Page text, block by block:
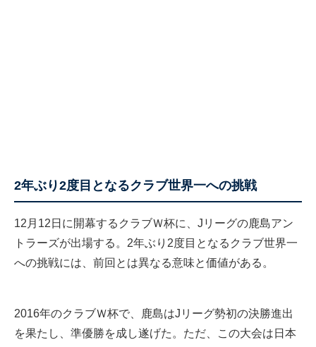
2年ぶり2度目となるクラブ世界一への挑戦
12月12日に開幕するクラブＷ杯に、Jリーグの鹿島アン
トラーズが出場する。2年ぶり2度目となるクラブ世界一
への挑戦には、前回とは異なる意味と価値がある。
2016年のクラブＷ杯で、鹿島はJリーグ勢初の決勝進出
を果たし、準優勝を成し遂げた。ただ、この大会は日本